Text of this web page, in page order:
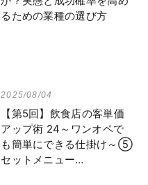
るための業種の選び方
2025/08/04
【第5回】飲食店の客単価
アップ術 24～ワンオペで
も簡単にできる仕掛け～⑤
セットメニュー…